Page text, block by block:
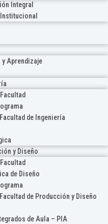
Integral
y Aprendizaje
de Ingeniería
y Diseño
de Diseño
de Producción y Diseño
de Aula – PIA